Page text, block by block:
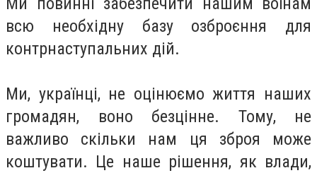
всю необхідну базу озброєння для
контрнаступальних дій.
Ми, українці, не оцінюємо життя наших
громадян, воно безцінне. Тому, не
важливо скільки нам ця зброя може
коштувати. Це наше рішення, як влади,